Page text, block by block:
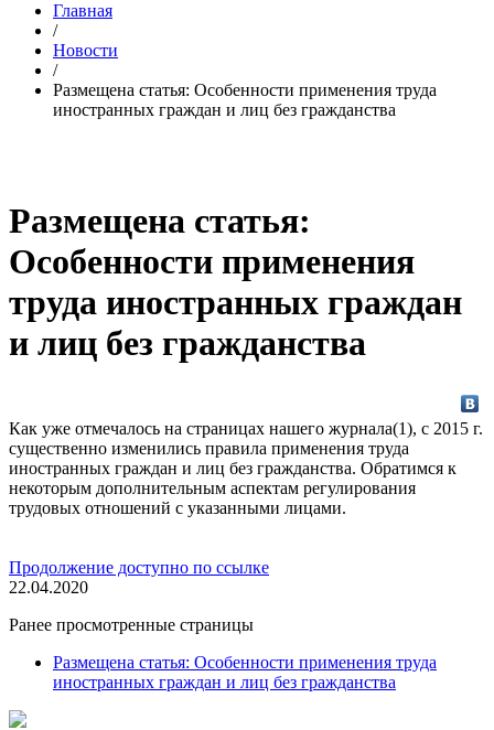
Главная
/
Новости
/
Размещена статья: Особенности применения труда
иностранных граждан и лиц без гражданства
Размещена статья:
Особенности применения
труда иностранных граждан
и лиц без гражданства
Как уже отмечалось на страницах нашего журнала(1), с 2015 г.
существенно изменились правила применения труда
иностранных граждан и лиц без гражданства. Обратимся к
некоторым дополнительным аспектам регулирования
трудовых отношений с указанными лицами.
Продолжение доступно по ссылке
22.04.2020
Ранее просмотренные страницы
Размещена статья: Особенности применения труда
иностранных граждан и лиц без гражданства